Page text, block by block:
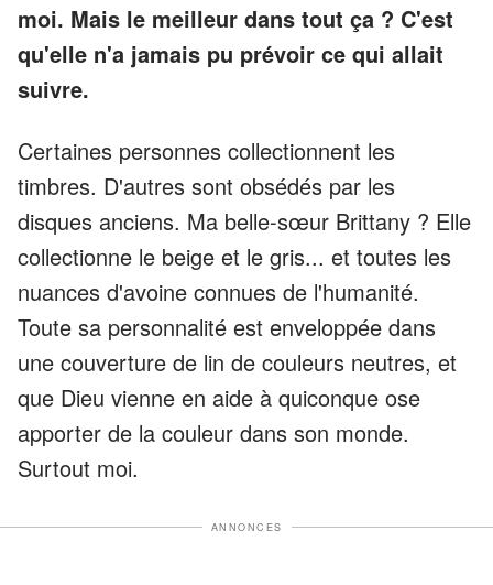
moi. Mais le meilleur dans tout ça ? C'est
qu'elle n'a jamais pu prévoir ce qui allait
suivre.
Certaines personnes collectionnent les
timbres. D'autres sont obsédés par les
disques anciens. Ma belle-sœur Brittany ? Elle
collectionne le beige et le gris... et toutes les
nuances d'avoine connues de l'humanité.
Toute sa personnalité est enveloppée dans
une couverture de lin de couleurs neutres, et
que Dieu vienne en aide à quiconque ose
apporter de la couleur dans son monde.
Surtout moi.
ANNONCES